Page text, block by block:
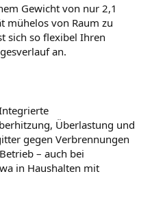
Gewicht von nur 2,1
mühelos von Raum zu
sich so flexibel Ihren
an.
Überlastung und
gegen Verbrennungen
– auch bei
in Haushalten mit